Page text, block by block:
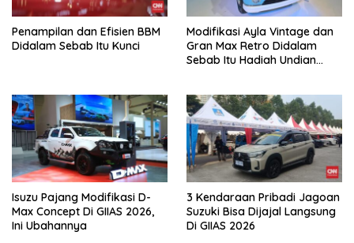
Penampilan dan Efisien BBM
Didalam Sebab Itu Kunci
Modifikasi Ayla Vintage dan
Gran Max Retro Didalam
Sebab Itu Hadiah Undian
Isuzu Pajang Modifikasi D-
Max Concept Di GIIAS 2026,
Ini Ubahannya
3 Kendaraan Pribadi Jagoan
Suzuki Bisa Dijajal Langsung
Di GIIAS 2026